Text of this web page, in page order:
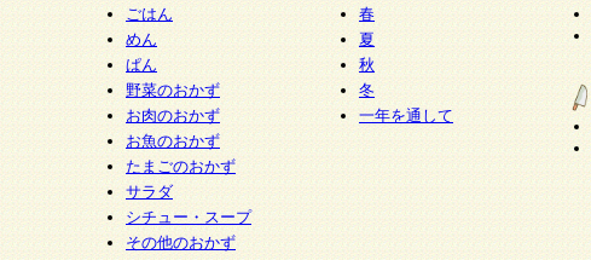
ごはん
めん
ぱん
野菜のおかず
お肉のおかず
お魚のおかず
たまごのおかず
サラダ
シチュー・スープ
その他のおかず
春
夏
秋
冬
一年を通して